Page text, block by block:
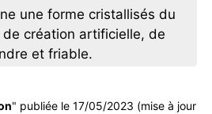
une forme cristallisés du
création artificielle, de
et friable.
" publiée le 17/05/2023 (mise à jour